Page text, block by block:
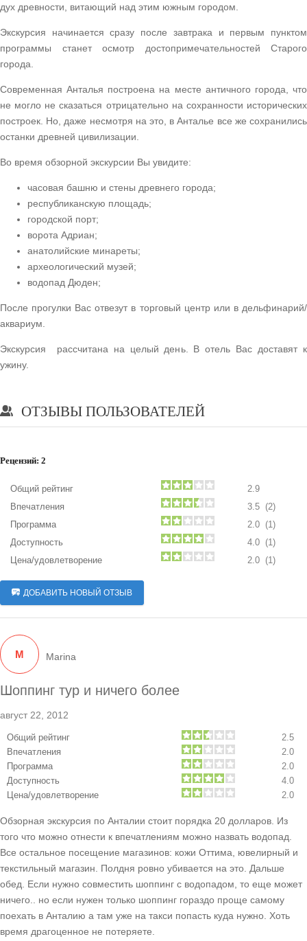
дух древности, витающий над этим южным городом.
Экскурсия начинается сразу после завтрака и первым пунктом
программы станет осмотр достопримечательностей Старого
города.
Современная Анталья построена на месте античного города, что
не могло не сказаться отрицательно на сохранности исторических
построек. Но, даже несмотря на это, в Анталье все же сохранились
останки древней цивилизации.
Во время обзорной экскурсии Вы увидите:
часовая башню и стены древнего города;
республиканскую площадь;
городской порт;
ворота Адриан;
анатолийские минареты;
археологический музей;
водопад Дюден;
После прогулки Вас отвезут в торговый центр или в дельфинарий/
аквариум.
Экскурсия рассчитана на целый день. В отель Вас доставят к
ужину.
ОТЗЫВЫ ПОЛЬЗОВАТЕЛЕЙ
Рецензий: 2
Общий рейтинг
2.9
Впечатления
3.5 (2)
Программа
2.0 (1)
Доступность
4.0 (1)
Цена/удовлетворение
2.0 (1)
ДОБАВИТЬ НОВЫЙ ОТЗЫВ
Шоппинг тур и ничего более
август 22, 2012
Общий рейтинг
2.5
Впечатления
2.0
Программа
2.0
Доступность
4.0
Цена/удовлетворение
2.0
Обзорная экскурсия по Анталии стоит порядка 20 долларов. Из
того что можно отнести к впечатлениям можно назвать водопад.
Все остальное посещение магазинов: кожи Оттима, ювелирный и
текстильный магазин. Полдня ровно убивается на это. Дальше
обед. Если нужно совместить шоппинг с водопадом, то еще может
ничего.. но если нужен только шоппинг гораздо проще самому
поехать в Анталию а там уже на такси попасть куда нужно. Хоть
время драгоценное не потеряете.
M Marina